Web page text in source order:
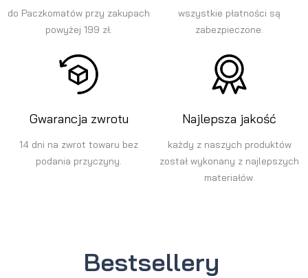
do Paczkomatów przy zakupach
powyżej 199 zł.
wszystkie płatności są
zabezpieczone.
Gwarancja zwrotu
14 dni na zwrot towaru bez
podania przyczyny.
Najlepsza jakość
każdy z naszych produktów
został wykonany z najlepszych
materiałów.
Bestsellery